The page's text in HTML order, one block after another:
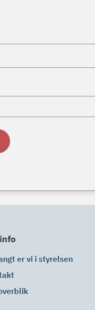
er vi i styrelsen